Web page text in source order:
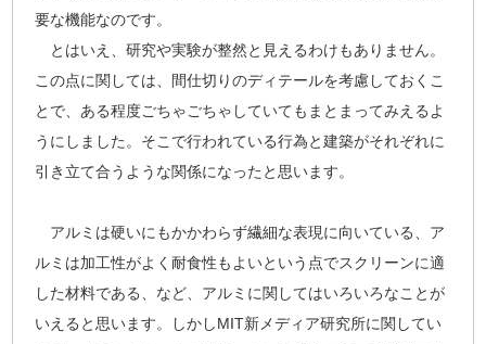
要な機能なのです。
とはいえ、研究や実験が整然と見えるわけもありません。
この点に関しては、間仕切りのディテールを考慮しておくこ
とで、ある程度ごちゃごちゃしていてもまとまってみえるよ
うにしました。そこで行われている行為と建築がそれぞれに
引き立て合うような関係になったと思います。
アルミは硬いにもかかわらず繊細な表現に向いている、ア
ルミは加工性がよく耐食性もよいという点でスクリーンに適
した材料である、など、アルミに関してはいろいろなことが
いえると思います。しかしMIT新メディア研究所に関してい